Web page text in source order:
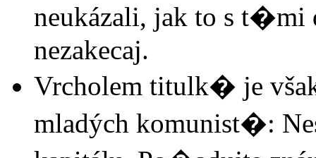
neukázali, jak to s
nezakecaj.
Vrcholem titulk� je
mladých komunist�: